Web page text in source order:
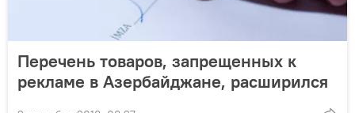
Перечень товаров, запрещенных к
рекламе в Азербайджане, расширился